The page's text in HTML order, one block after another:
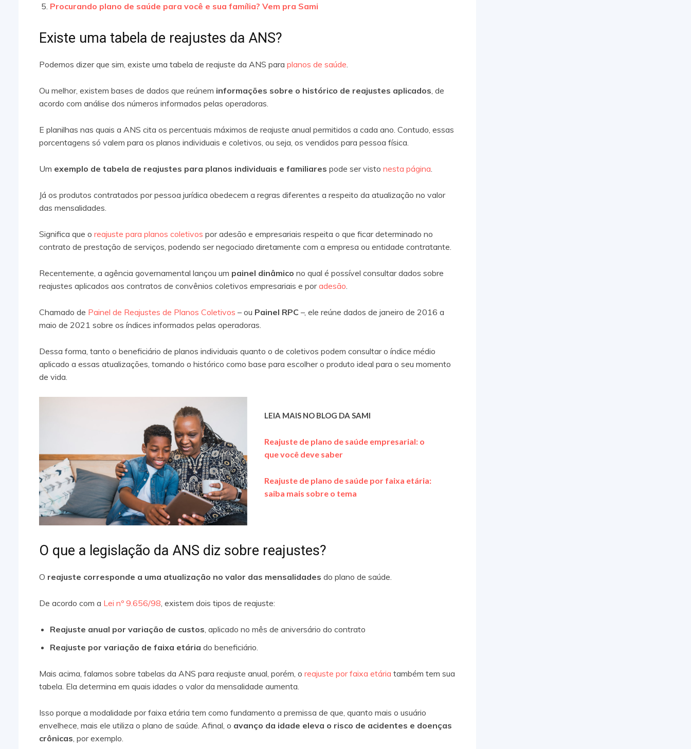
Procurando plano de saúde para você e sua família? Vem pra Sami
Existe uma tabela de reajustes da ANS?
Podemos dizer que sim, existe uma tabela de reajuste da ANS para planos de saúde
Ou melhor, existem bases de dados que reúnem informações sobre o histórico de reajustes aplicados , de
acordo com análise dos números informados pelas operadoras.
E planilhas nas quais a ANS cita os percentuais máximos de reajuste anual permitidos a cada ano. Contudo, essas
porcentagens só valem para os planos individuais e coletivos, ou seja, os vendidos para pessoa física.
Um exemplo de tabela de reajustes para planos individuais e familiares pode ser visto nesta página
Já os produtos contratados por pessoa jurídica obedecem a regras diferentes a respeito da atualização no valor
das mensalidades.
Significa que o reajuste para planos coletivos por adesão e empresariais respeita o que ficar determinado no
contrato de prestação de serviços, podendo ser negociado diretamente com a empresa ou entidade contratante.
Recentemente, a agência governamental lançou um painel dinâmico no qual é possível consultar dados sobre
reajustes aplicados aos contratos de convênios coletivos empresariais e poradesão
Chamado de Painel de Reajustes de Planos Coletivos – ou Painel RPC –, ele reúne dados de janeiro de 2016 a
maio de 2021 sobre os índices informados pelas operadoras.
Dessa forma, tanto o beneficiário de planos individuais quanto o de coletivos podem consultar o índice médio
aplicado a essas atualizações, tomando o histórico como base para escolher o produto ideal para o seu momento
de vida.
LEIA MAIS NO BLOG DA SAMI
Reajuste de plano de saúde empresarial: o
que você deve saber
Reajuste de plano de saúde por faixa etária:
saiba mais sobre o tema
O que a legislação da ANS diz sobre reajustes?
O reajuste corresponde a uma atualização no valor das mensalidades do plano de saúde.
De acordo com a Lei nº 9.656/98 , existem dois tipos de reajuste:
Reajuste anual por variação de custos , aplicado no mês de aniversário do contrato
Reajuste por variação de faixa etária do beneficiário.
Mais acima, falamos sobre tabelas da ANS para reajuste anual, porém, o reajuste por faixa etária também tem sua
tabela. Ela determina em quais idades o valor da mensalidade aumenta.
Isso porque a modalidade por faixa etária tem como fundamento a premissa de que, quanto mais o usuário
envelhece, mais ele utiliza o plano de saúde. Afinal, o avanço da idade eleva o risco de acidentes e doenças
crônicas , por exemplo.